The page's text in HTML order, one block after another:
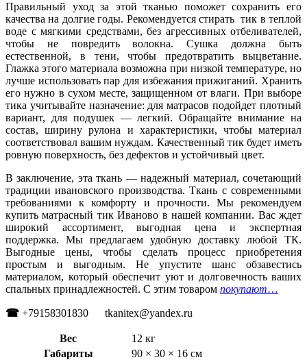
Правильный уход за этой тканью поможет сохранить его
качества на долгие годы. Рекомендуется стирать тик в теплой
воде с мягкими средствами, без агрессивных отбеливателей,
чтобы не повредить волокна. Сушка должна быть
естественной, в тени, чтобы предотвратить выцветание.
Глажка этого материала возможна при низкой температуре, но
лучше использовать пар для избежания прижиганий. Хранить
его нужно в сухом месте, защищенном от влаги. При выборе
тика учитывайте назначение: для матрасов подойдет плотный
вариант, для подушек — легкий. Обращайте внимание на
состав, ширину рулона и характеристики, чтобы материал
соответствовал вашим нуждам. Качественный тик будет иметь
ровную поверхность, без дефектов и устойчивый цвет.
В заключение, эта ткань — надежный материал, сочетающий
традиции ивановского производства. Ткань с современными
требованиями к комфорту и прочности. Мы рекомендуем
купить матрасный тик Иваново в нашей компании. Вас ждет
широкий ассортимент, выгодная цена и экспертная
поддержка. Мы предлагаем удобную доставку любой ТК.
Выгодные цены, чтобы сделать процесс приобретения
простым и выгодным. Не упустите шанс обзавестись
материалом, который обеспечит уют и долговечность ваших
спальных принадлежностей. С этим товаром покупают…
☎ +79158301830 tkanitex@yandex.ru
Вес
12 кг
Габариты
90 × 30 × 16 см